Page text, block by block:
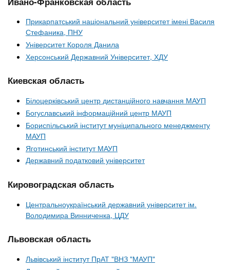
Прикарпатський національний університет імені Василя
Стефаника, ПНУ
Університет Короля Данила
Херсонський Державний Університет, ХДУ
Киевская область
Білоцерківський центр дистанційного навчання МАУП
Богуславський інформаційний центр МАУП
Бориспільський інститут муніципального менеджменту
МАУП
Яготинський інститут МАУП
Державний податковий університет
Кировоградская область
Центральноукраїнський державний університет ім.
Володимира Винниченка, ЦДУ
Львовская область
Львівський інститут ПрАТ "ВНЗ "МАУП"